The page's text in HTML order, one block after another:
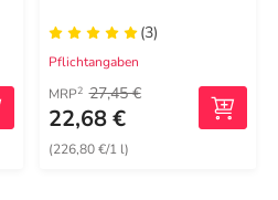
(3)
Pflichtangaben
MRP2 27,45 €
22,68 €
(226,80 €/1 l)